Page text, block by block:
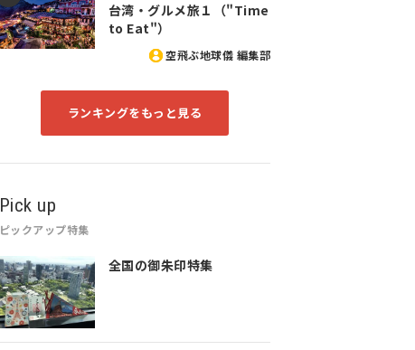
台湾・グルメ旅１（"Time
to Eat"）
空飛ぶ地球儀 編集部
ランキングをもっと見る
Pick up
ピックアップ特集
全国の御朱印特集